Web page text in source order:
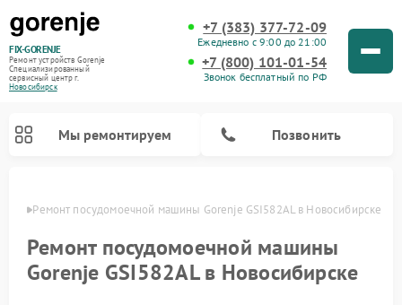
FIX-GORENJE
Ремонт устройств Gorenje
Специализированный
cервисный центр г.
Новосибирск
+7 (383) 377-72-09
Ежедневно с 9:00 до 21:00
+7 (800) 101-01-54
Звонок бесплатный по РФ
Мы ремонтируем Позвонить
Ремонт посудомоечной машины Gorenje GSI582AL в Новосибирске
Ремонт посудомоечной машины
Gorenje GSI582AL в Новосибирске